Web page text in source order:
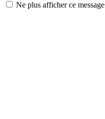
Ne plus afficher ce message